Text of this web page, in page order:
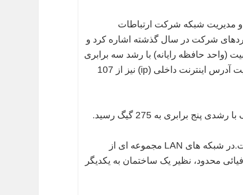
و مدیریت شبکه شرکت ارتباطات
شرکت در سال گذشته اشاره کرد و
94 پهنای باند از 200 گیگابیت (واحد حافظه رایانه) با رشد سه برابری
به 600 گیگابیت افزایش یافت و ظرفیت آدرس اینترنت داخلی (ip) نیز از 107
اترنت یک تکنولوژی محلی (LAN) است.در شبکه های LAN مجموعه ای از
محدود، نظیر یک ساختمان به یکدیگر